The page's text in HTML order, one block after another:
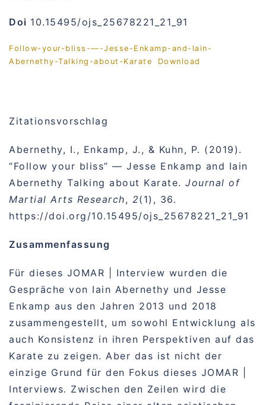
Doi 10.15495/ojs_25678221_21_91
Follow-your-bliss-—-Jesse-Enkamp-and-Iain-
Abernethy-Talking-about-Karate
Download
Zitationsvorschlag
Abernethy, I., Enkamp, J., & Kuhn, P. (2019).
“Follow your bliss” — Jesse Enkamp and Iain
Abernethy Talking about Karate. Journal of
Martial Arts Research, 2(1), 36.
https://doi.org/10.15495/ojs_25678221_21_91
Zusammenfassung
Für dieses JOMAR | Interview wurden die
Gespräche von Iain Abernethy und Jesse
Enkamp aus den Jahren 2013 und 2018
zusammengestellt, um sowohl Entwicklung als
auch Konsistenz in ihren Perspektiven auf das
Karate zu zeigen. Aber das ist nicht der
einzige Grund für den Fokus dieses JOMAR |
Interviews. Zwischen den Zeilen wird die